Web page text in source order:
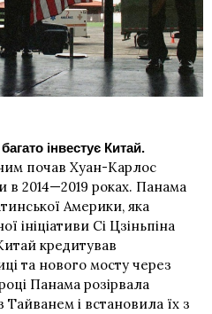
інвестує Китай.
почав Хуан-Карлос
2014—2019 роках. Панама
Америки, яка
ініціативи Сі Цзіньпіна
кредитував
та нового мосту через
Панама розірвала
і встановила їх з